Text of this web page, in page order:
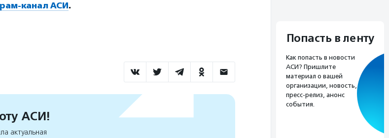
канал АСИ.
АСИ!
актуальная
Попасть в ленту
Как попасть в новости
АСИ? Пришлите
материал о вашей
организации, новость,
пресс-релиз, анонс
события.